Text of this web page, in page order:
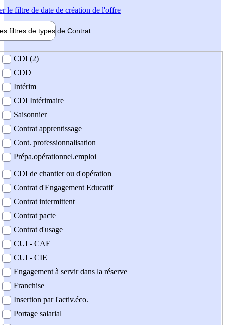
le filtre de date de création de l'offre
filtres de types de Contrat
contrat
CDI (2)
CDD
Intérim
CDI Intérimaire
Saisonnier
Contrat apprentissage
Cont. professionnalisation
Prépa.opérationnel.emploi
CDI de chantier ou d'opération
Contrat d'Engagement Educatif
Contrat intermittent
Contrat pacte
Contrat d'usage
CUI - CAE
CUI - CIE
Engagement à servir dans la réserve
Franchise
Insertion par l'activ.éco.
Portage salarial